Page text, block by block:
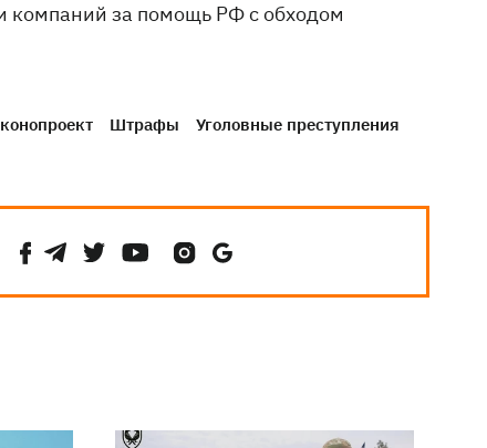
компаний за помощь РФ с обходом
Штрафы
Уголовные преступления